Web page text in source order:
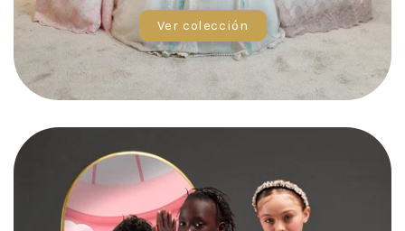
Ver colección